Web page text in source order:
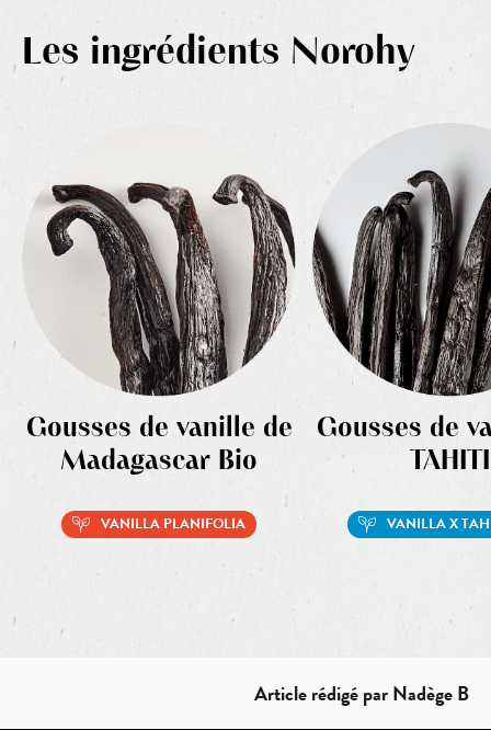
Les ingrédients Norohy
Gousses de vanille de
Madagascar Bio
VANILLA PLANIFOLIA
Gousses de
TAHITI
VANILLA X
Article rédigé par Nadège B